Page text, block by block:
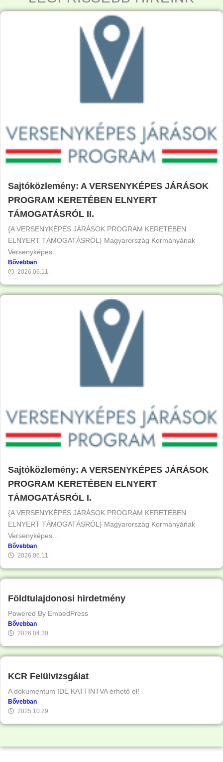
Sajtóközlemény: A VERSENYKÉPES JÁRÁSOK
PROGRAM KERETÉBEN ELNYERT
TÁMOGATÁSRÓL II.
{A VERSENYKÉPES JÁRÁSOK PROGRAM KERETÉBEN
ELNYERT TÁMOGATÁSRÓL} Magyarország Kormányának
Versenyképes...
Bővebban
2026.06.11.
Sajtóközlemény: A VERSENYKÉPES JÁRÁSOK
PROGRAM KERETÉBEN ELNYERT
TÁMOGATÁSRÓL I.
{A VERSENYKÉPES JÁRÁSOK PROGRAM KERETÉBEN
ELNYERT TÁMOGATÁSRÓL} Magyarország Kormányának
Versenyképes...
Bővebban
2026.06.11.
Földtulajdonosi hirdetmény
Powered By EmbedPress
Bővebban
2026.04.30.
KCR Felülvizsgálat
A dokumentum IDE KATTINTVA érhető el!
Bővebban
2025.10.29.